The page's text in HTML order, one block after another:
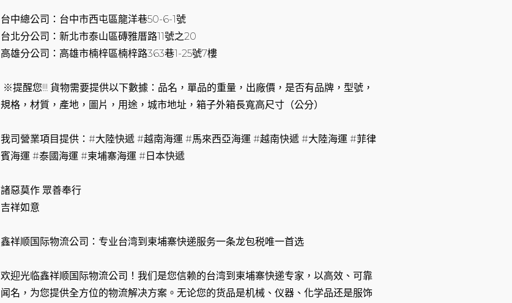
台中總公司：台中市西屯區龍洋巷50-6-1號
台北分公司：新北市泰山區磚雅厝路11號之20
高雄分公司：高雄市楠梓區楠梓路363巷1-25號7樓
※提醒您!!! 貨物需要提供以下數據：品名，單品的重量，出廠價，是否有品牌，型號，
規格，材質，產地，圖片，用途，城市地址，箱子外箱長寬高尺寸（公分）
我司營業項目提供：#大陸快遞 #越南海運 #馬來西亞海運 #越南快遞 #大陸海運 #菲律
賓海運 #泰國海運 #柬埔寨海運 #日本快遞
諸惡莫作 眾善奉行
吉祥如意
鑫祥顺国际物流公司：专业台湾到柬埔寨快递服务一条龙包税唯一首选
欢迎光临鑫祥顺国际物流公司！我们是您信赖的台湾到柬埔寨快递专家，以高效、可靠
闻名，为您提供全方位的物流解决方案。无论您的货品是机械、仪器、化学品还是服饰